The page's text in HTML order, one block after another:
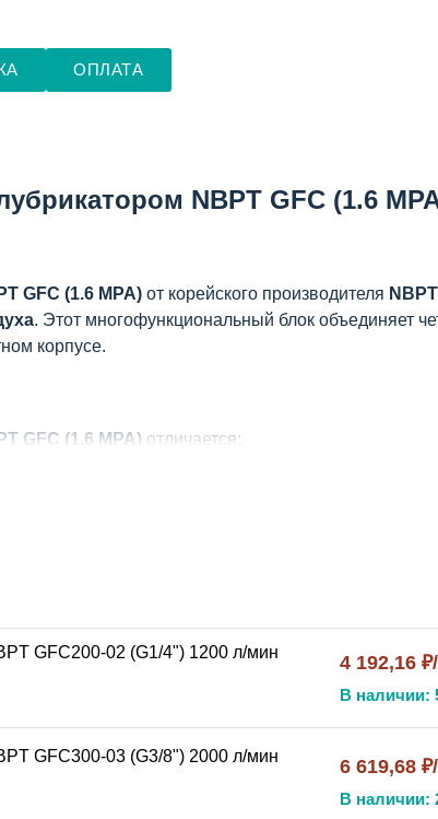
ОПЛАТА
NBPT GFC (1.6
GFC (1.6 MPA) от корейского производителя NBPT
. Этот многофункциональный блок объединяет
корпусе.
GFC (1.6 MPA) отличается:
покрытием
GFC (1.6 MPA)
давления
GFC200-02 (G1/4") 1200 л/мин
4 192,16
В наличии:
GFC300-03 (G3/8") 2000 л/мин
6 619,68
В наличии: